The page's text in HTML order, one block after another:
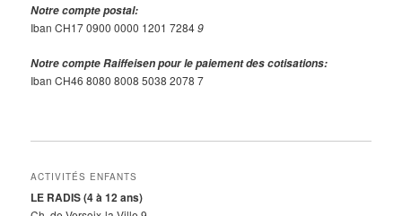
Notre compte postal:
Iban CH17 0900 0000 1201 72849
Notre compte Raiffeisen pour le paiement des cotisations:
Iban CH46 8080 8008 5038 2078 7
ACTIVITÉS ENFANTS
LE RADIS (4 à 12 ans)